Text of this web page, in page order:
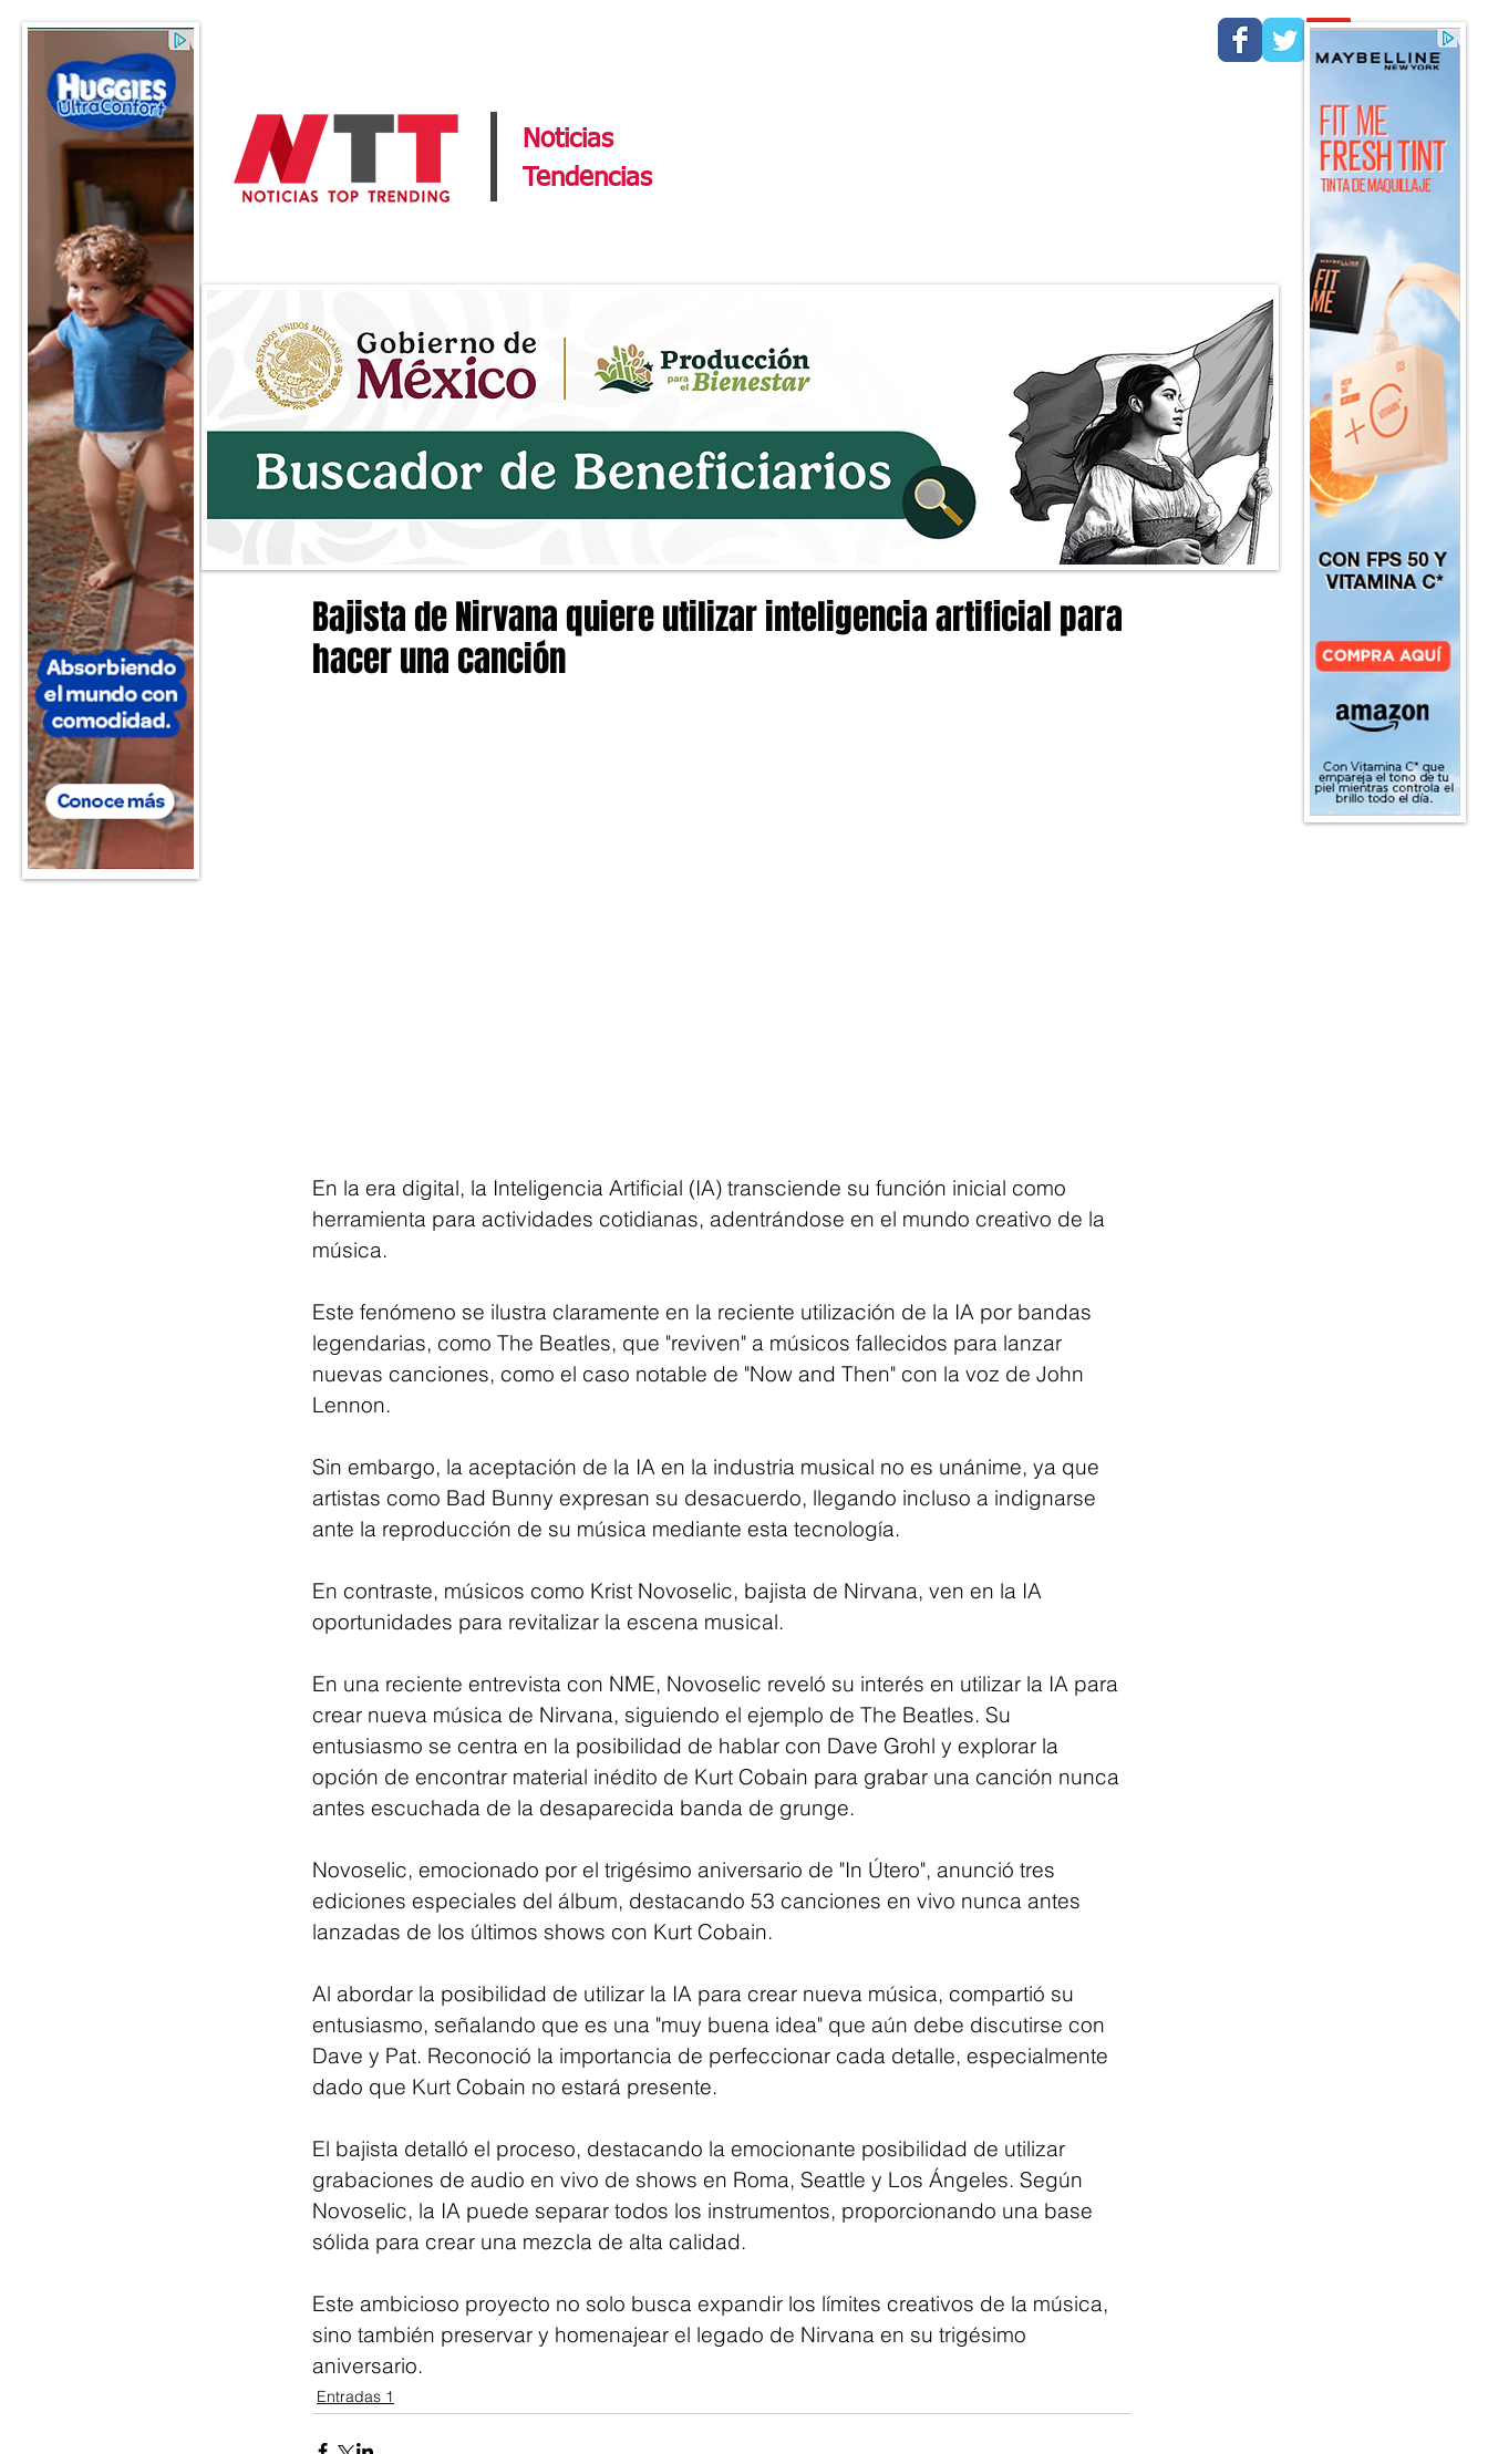
Noticias
Tendencias
Bajista de Nirvana quiere utilizar inteligencia artificial para
hacer una canción
En la era digital, la Inteligencia Artificial (IA) transciende su función inicial como
herramienta para actividades cotidianas, adentrándose en el mundo creativo de la
música.
Este fenómeno se ilustra claramente en la reciente utilización de la IA por bandas
legendarias, como The Beatles, que "reviven" a músicos fallecidos para lanzar
nuevas canciones, como el caso notable de "Now and Then" con la voz de John
Lennon.
Sin embargo, la aceptación de la IA en la industria musical no es unánime, ya que
artistas como Bad Bunny expresan su desacuerdo, llegando incluso a indignarse
ante la reproducción de su música mediante esta tecnología.
En contraste, músicos como Krist Novoselic, bajista de Nirvana, ven en la IA
oportunidades para revitalizar la escena musical.
En una reciente entrevista con NME, Novoselic reveló su interés en utilizar la IA para
crear nueva música de Nirvana, siguiendo el ejemplo de The Beatles. Su
entusiasmo se centra en la posibilidad de hablar con Dave Grohl y explorar la
opción de encontrar material inédito de Kurt Cobain para grabar una canción nunca
antes escuchada de la desaparecida banda de grunge.
Novoselic, emocionado por el trigésimo aniversario de "In Útero", anunció tres
ediciones especiales del álbum, destacando 53 canciones en vivo nunca antes
lanzadas de los últimos shows con Kurt Cobain.
Al abordar la posibilidad de utilizar la IA para crear nueva música, compartió su
entusiasmo, señalando que es una "muy buena idea" que aún debe discutirse con
Dave y Pat. Reconoció la importancia de perfeccionar cada detalle, especialmente
dado que Kurt Cobain no estará presente.
El bajista detalló el proceso, destacando la emocionante posibilidad de utilizar
grabaciones de audio en vivo de shows en Roma, Seattle y Los Ángeles. Según
Novoselic, la IA puede separar todos los instrumentos, proporcionando una base
sólida para crear una mezcla de alta calidad.
Este ambicioso proyecto no solo busca expandir los límites creativos de la música,
sino también preservar y homenajear el legado de Nirvana en su trigésimo
aniversario.
Entradas 1